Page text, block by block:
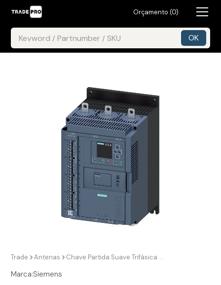
Orçamento (0)
Trade Antenas Chave Partida Suave Trifásica 200-480V 143A 110-220V 3RW55356HA14 Siemens 1026254
Marca:Siemens